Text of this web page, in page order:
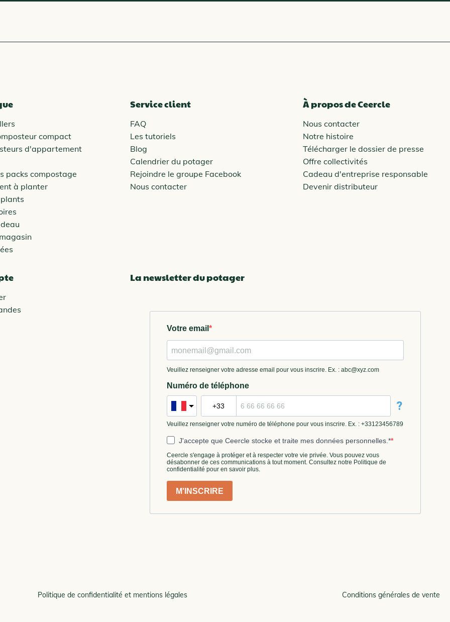
compact
d'appartement
packs compostage
à planter
Service client
FAQ
Les tutoriels
Blog
Calendrier du potager
Rejoindre le groupe Facebook
Nous contacter
À propos de Ceercle
Nous contacter
Notre histoire
Télécharger le dossier de presse
Offre collectivités
Cadeau d'entreprise responsable
Devenir distributeur
La newsletter du potager
Politique de confidentialité et mentions légales Conditions générales de vente